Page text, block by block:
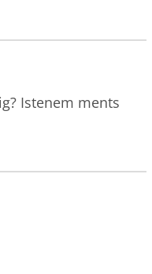
Istenem ments